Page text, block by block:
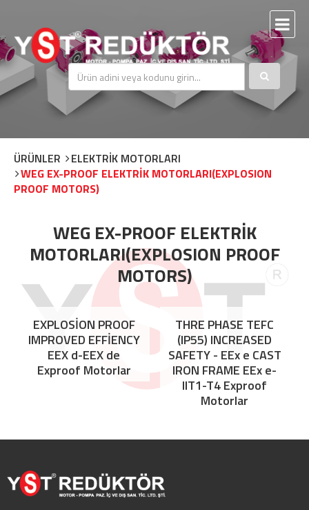
ÜRÜNLER
ELEKTRİK MOTORLARI
WEG EX-PROOF ELEKTRİK MOTORLARI(EXPLOSION
PROOF MOTORS)
WEG EX-PROOF ELEKTRİK
MOTORLARI(EXPLOSION PROOF
MOTORS)
EXPLOSİON PROOF
IMPROVED EFFİENCY
EEX d-EEX de
Exproof Motorlar
THRE PHASE TEFC
(IP55) INCREASED
SAFETY - EEx e CAST
IRON FRAME EEx e-
IIT1-T4 Exproof
Motorlar